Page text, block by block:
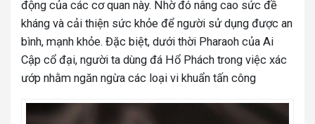
động của các cơ quan này. Nhờ đó nâng cao sức đề
kháng và cải thiện sức khỏe để người sử dụng được an
bình, mạnh khỏe. Đặc biệt, dưới thời Pharaoh của Ai
Cập cổ đại, người ta dùng đá Hổ Phách trong việc xác
ướp nhằm ngăn ngừa các loại vi khuẩn tấn công